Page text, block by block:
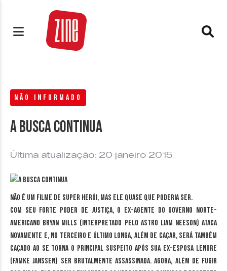
NÃO INFORMADO
A busca continua
Última atualização: 20 janeiro 2015
Não é um filme de super herói, mas ele quase que poderia ser.
Com seu forte poder de justiça, o ex-agente do governo norte-
americano Bryan Mills (interpretado pelo astro Liam Neeson) ataca
novamente e, no terceiro e último longa, além de caçar, será também
caçado ao se torna o principal suspeito após sua ex-esposa Lenore
(Famke Janssen) ser brutalmente assassinada. Agora, além de fugir